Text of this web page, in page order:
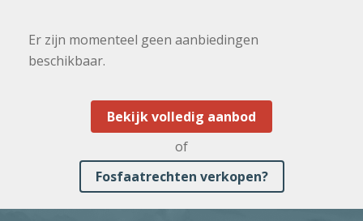
Er zijn momenteel geen aanbiedingen
beschikbaar.
Bekijk volledig aanbod
of
Fosfaatrechten verkopen?